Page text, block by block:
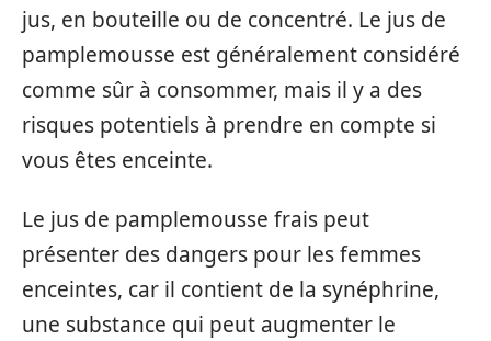
jus, en bouteille ou de concentré. Le jus de
pamplemousse est généralement considéré
comme sûr à consommer, mais il y a des
risques potentiels à prendre en compte si
vous êtes enceinte.
Le jus de pamplemousse frais peut
présenter des dangers pour les femmes
enceintes, car il contient de la synéphrine,
une substance qui peut augmenter le